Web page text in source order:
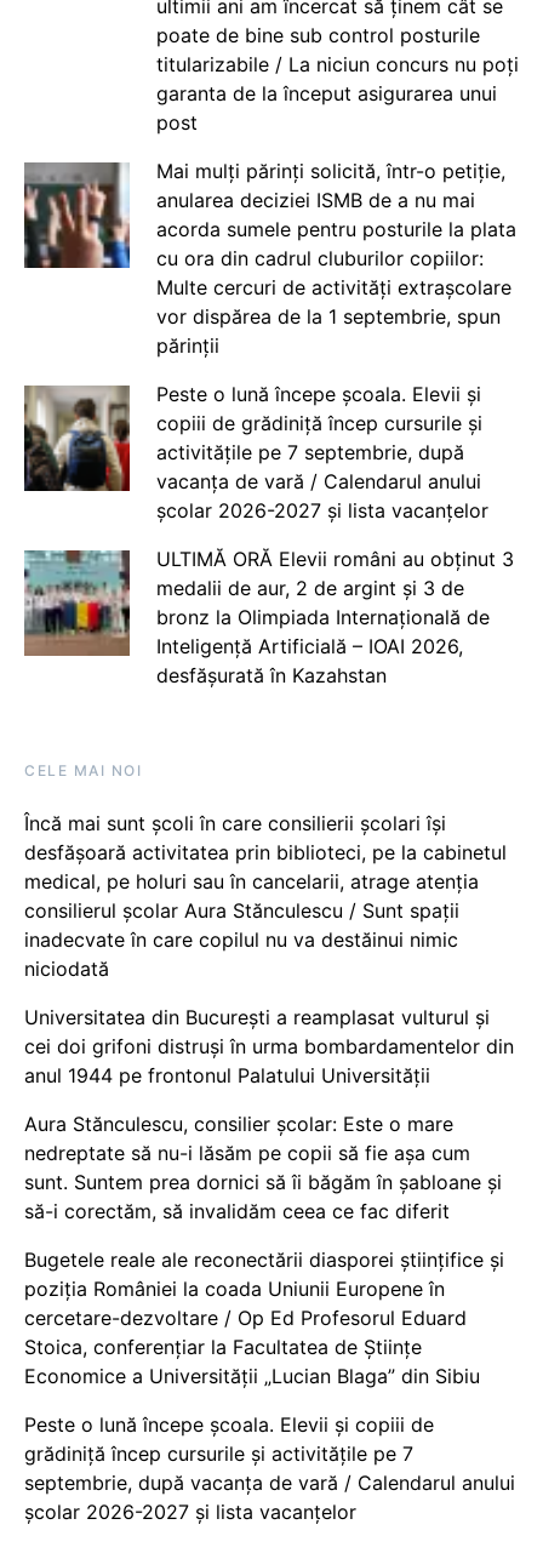
ultimii ani am încercat să ținem cât se
poate de bine sub control posturile
titularizabile / La niciun concurs nu poți
garanta de la început asigurarea unui
post
Mai mulți părinți solicită, într-o petiție,
anularea deciziei ISMB de a nu mai
acorda sumele pentru posturile la plata
cu ora din cadrul cluburilor copiilor:
Multe cercuri de activități extrașcolare
vor dispărea de la 1 septembrie, spun
părinții
Peste o lună începe școala. Elevii și
copiii de grădiniță încep cursurile și
activitățile pe 7 septembrie, după
vacanța de vară / Calendarul anului
școlar 2026-2027 și lista vacanțelor
ULTIMĂ ORĂ Elevii români au obținut 3
medalii de aur, 2 de argint și 3 de
bronz la Olimpiada Internațională de
Inteligență Artificială – IOAI 2026,
desfășurată în Kazahstan
CELE MAI NOI
Încă mai sunt școli în care consilierii școlari își
desfășoară activitatea prin biblioteci, pe la cabinetul
medical, pe holuri sau în cancelarii, atrage atenția
consilierul școlar Aura Stănculescu / Sunt spații
inadecvate în care copilul nu va destăinui nimic
niciodată
Universitatea din București a reamplasat vulturul și
cei doi grifoni distruși în urma bombardamentelor din
anul 1944 pe frontonul Palatului Universității
Aura Stănculescu, consilier școlar: Este o mare
nedreptate să nu-i lăsăm pe copii să fie așa cum
sunt. Suntem prea dornici să îi băgăm în șabloane și
să-i corectăm, să invalidăm ceea ce fac diferit
Bugetele reale ale reconectării diasporei științifice și
poziția României la coada Uniunii Europene în
cercetare-dezvoltare / Op Ed Profesorul Eduard
Stoica, conferențiar la Facultatea de Științe
Economice a Universității „Lucian Blaga” din Sibiu
Peste o lună începe școala. Elevii și copiii de
grădiniță încep cursurile și activitățile pe 7
septembrie, după vacanța de vară / Calendarul anului
școlar 2026-2027 și lista vacanțelor